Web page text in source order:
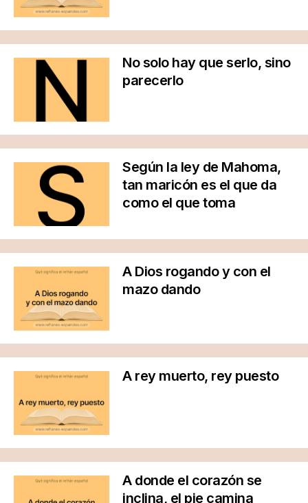
No solo hay que serlo, sino
parecerlo
Según la ley de Mahoma,
tan maricón es el que da
como el que toma
A Dios rogando y con el
mazo dando
A rey muerto, rey puesto
A donde el corazón se
inclina, el pie camina